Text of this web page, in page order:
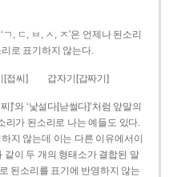
, ㄷ, ㅂ, ㅅ, ㅈ’은 언제나 된소리
로 표기하지 않는다.
[접씨] 갑자기[갑짜기]
]’와 ‘낯설다[낟썰다]’처럼 앞말의
리가 된소리로 나는 예들도 있다.
지 않는데 이는 다른 이유에서이
같이 두 개의 형태소가 결합된 말
된소리를 표기에 반영하지 않는